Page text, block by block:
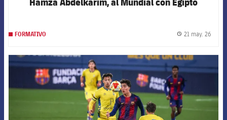
FORMATIVO 21 may. 26
FCB Barcelona badge